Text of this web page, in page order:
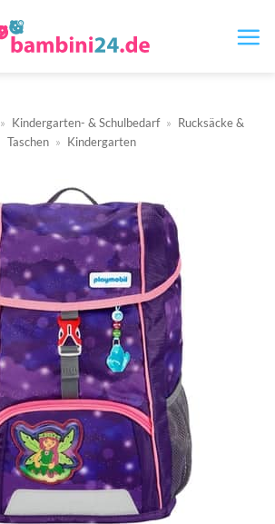
» Kindergarten- & Schulbedarf » Rucksäcke &
Taschen » Kindergarten